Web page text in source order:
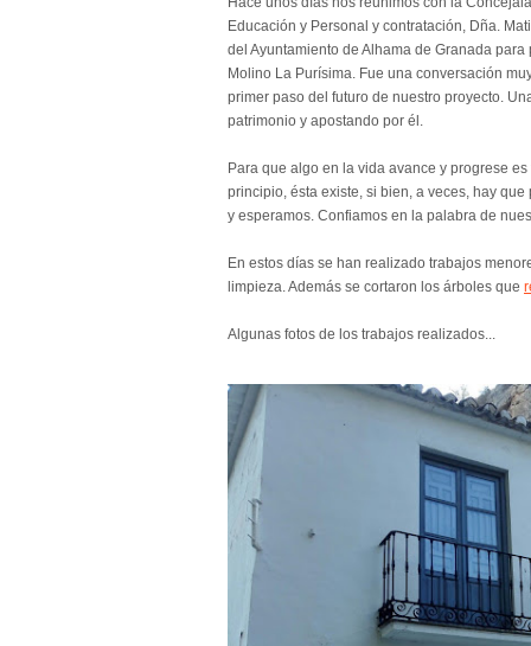
Educación y Personal y contratación, Dña.
del Ayuntamiento de Alhama de Granada
Molino La Purísima. Fue una conversación
primer paso del futuro de nuestro proyecto.
patrimonio y apostando por él.
Para que algo en la vida avance y progrese
principio, ésta existe, si bien, a veces, hay
y esperamos. Confiamos en la palabra de
En estos días se han realizado trabajos
limpieza. Además se cortaron los árboles que
Algunas fotos de los trabajos realizados...